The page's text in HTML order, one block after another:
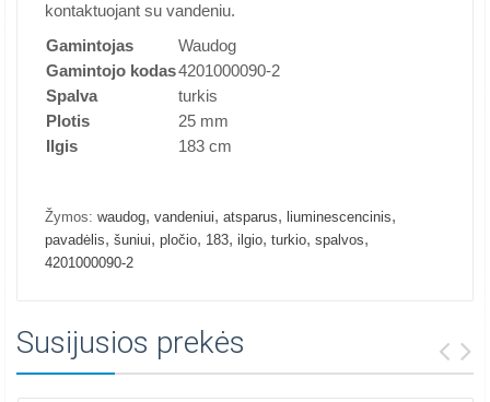
kontaktuojant su vandeniu.
Gamintojas
Waudog
Gamintojo kodas4201000090-2
Spalva
turkis
Plotis
25 mm
Ilgis
183 cm
Žymos: waudog, vandeniui, atsparus, liuminescencinis,
pavadėlis, šuniui, pločio, 183, ilgio, turkio, spalvos,
4201000090-2
Susijusios prekės